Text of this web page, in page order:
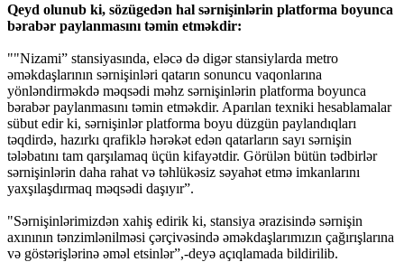
Qeyd olunub ki, sözügedən hal sərnişinlərin platforma boyunca
bərabər paylanmasını təmin etməkdir:
""Nizami” stansiyasında, eləcə də digər stansiylarda metro
əməkdaşlarının sərnişinləri qatarın sonuncu vaqonlarına
yönləndirməkdə məqsədi məhz sərnişinlərin platforma boyunca
bərabər paylanmasını təmin etməkdir. Aparılan texniki hesablamalar
sübut edir ki, sərnişinlər platforma boyu düzgün paylandıqları
təqdirdə, hazırkı qrafiklə hərəkət edən qatarların sayı sərnişin
tələbatını tam qarşılamaq üçün kifayətdir. Görülən bütün tədbirlər
sərnişinlərin daha rahat və təhlükəsiz səyahət etmə imkanlarını
yaxşılaşdırmaq məqsədi daşıyır”.
"Sərnişinlərimizdən xahiş edirik ki, stansiya ərazisində sərnişin
axınının tənzimlənilməsi çərçivəsində əməkdaşlarımızın çağırışlarına
və göstərişlərinə əməl etsinlər”,-deyə açıqlamada bildirilib.